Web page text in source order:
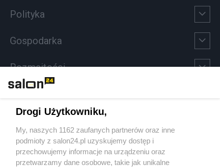
Polityka
Gospodarka
Rozmaitości
Sport
Społeczeństwo
Drogi Użytkowniku,
My, naszych 1162 zaufanych partnerów oraz inne
podmioty z salon24.pl uzyskujemy dostęp i
przechowujemy informacje na urządzeniu oraz
przetwarzamy dane osobowe, takie jak unikalne